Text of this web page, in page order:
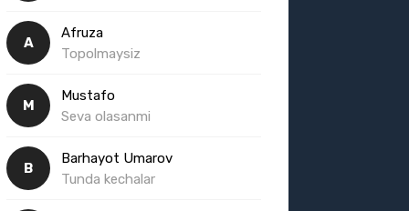
A
Afruza
Topolmaysiz
M
Mustafo
Seva olasanmi
B
Barhayot Umarov
Tunda kechalar